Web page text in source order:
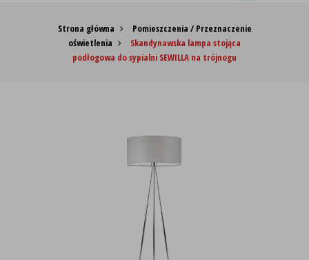
Strona główna
Pomieszczenia / Przeznaczenie
oświetlenia
Skandynawska lampa stojąca
podłogowa do sypialni SEWILLA na trójnogu